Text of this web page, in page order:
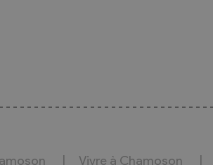
Vivre à Chamoson